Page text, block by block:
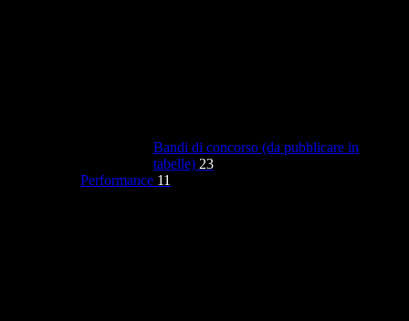
Bandi di concorso (da pubblicare in
tabelle) 23
Performance 11